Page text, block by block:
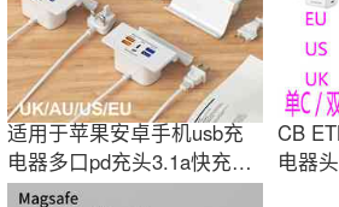
适用于苹果安卓手机usb充
电器多口pd充头3.1a快充排
插支架插座
CB
电器